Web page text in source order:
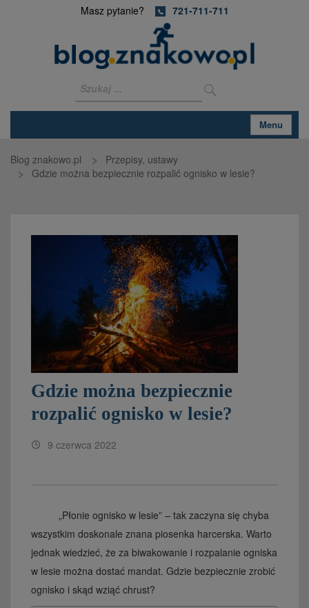
Masz pytanie? 721-711-711
Menu
Blog znakowo.pl
Przepisy, ustawy
Gdzie można bezpiecznie rozpalić ognisko w lesie?
Gdzie można bezpiecznie
rozpalić ognisko w lesie?
9 czerwca 2022
„Płonie ognisko w lesie” – tak zaczyna się chyba
wszystkim doskonale znana piosenka harcerska. Warto
jednak wiedzieć, że za biwakowanie i rozpalanie ogniska
w lesie można dostać mandat. Gdzie bezpiecznie zrobić
ognisko i skąd wziąć chrust?